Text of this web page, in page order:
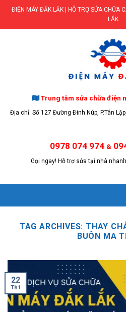
Skip
content
ĐIỆN MÁY ĐẮK LẮK | HỖ TRỢ SỬA CHỮA
LẮK
Trung tâm sửa chữa điện
Địa chỉ: Số 127 Đường Đinh Núp, P.Tân
0978 074 974 &
Gọi ngay! Hỗ trợ sửa tại nhà
TAG ARCHIVES: THAY
BUÔN MA
22
Th1